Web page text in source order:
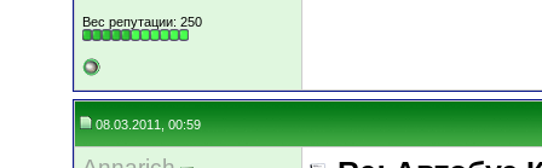
Вес репутации: 250
08.03.2011, 00:59